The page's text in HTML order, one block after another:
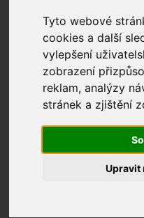
Tyto webové
cookies a další
vylepšení
zobrazení
reklam, analýzy
stránek a zjištění
Upravit